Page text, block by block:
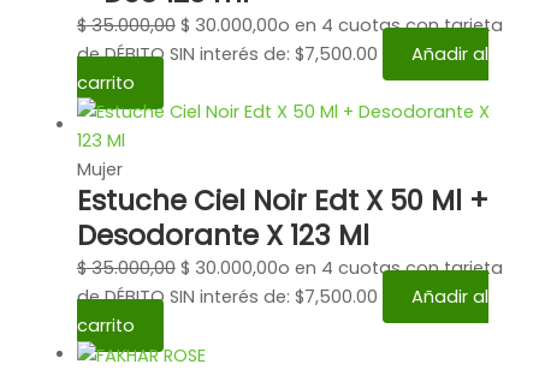
$35.000,00 $ 30.000,00o en 4 cuotas con tarjeta
de DÉBITO SIN interés de: $7,500.00
Añadir al
carrito
Mujer
Estuche Ciel Noir Edt X 50 Ml +
Desodorante X 123 Ml
$35.000,00 $ 30.000,00o en 4 cuotas con tarjeta
de DÉBITO SIN interés de: $7,500.00
Añadir al
carrito